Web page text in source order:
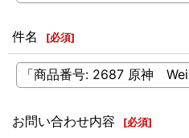
件名 [必須]
お問い合わせ内容 [必須]